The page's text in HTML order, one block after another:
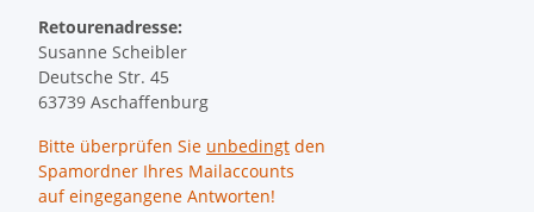
Retourenadresse:
Susanne Scheibler
Deutsche Str. 45
63739 Aschaffenburg
Bitte überprüfen Sie unbedingt den
Spamordner Ihres Mailaccounts
auf eingegangene Antworten!